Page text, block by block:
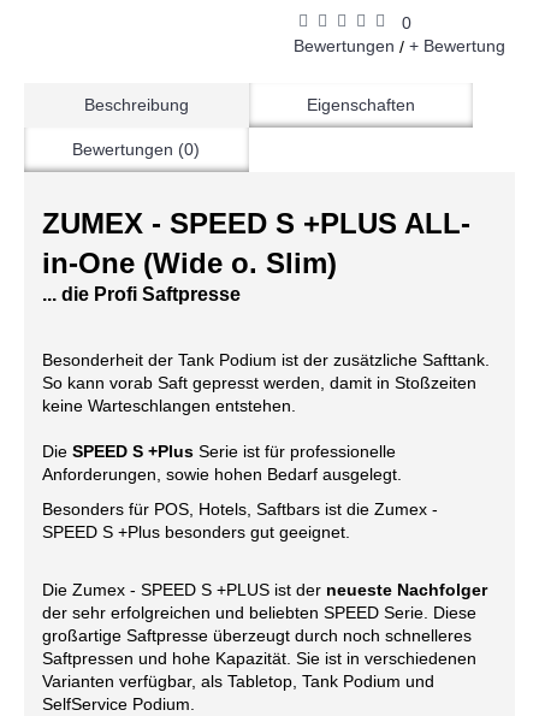
0
Bewertungen / + Bewertung
Beschreibung Eigenschaften
Bewertungen (0)
ZUMEX - SPEED S +PLUS ALL-
in-One (Wide o. Slim)
... die Profi Saftpresse
Besonderheit der Tank Podium ist der zusätzliche Safttank.
So kann vorab Saft gepresst werden, damit in Stoßzeiten
keine Warteschlangen entstehen.
Die SPEED S +Plus Serie ist für professionelle
Anforderungen, sowie hohen Bedarf ausgelegt.
Besonders für POS, Hotels, Saftbars ist die Zumex -
SPEED S +Plus besonders gut geeignet.
Die Zumex - SPEED S +PLUS ist der neueste Nachfolger
der sehr erfolgreichen und beliebten SPEED Serie. Diese
großartige Saftpresse überzeugt durch noch schnelleres
Saftpressen und hohe Kapazität. Sie ist in verschiedenen
Varianten verfügbar, als Tabletop, Tank Podium und
SelfService Podium.